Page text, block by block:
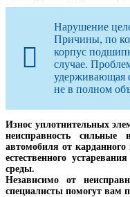
Нарушение
Причины, по
корпус
случае.
удерживающая
не в полном
Износ уплотнительных
неисправность сильные
автомобиля от
естественного
среды.
Независимо от
специалисты помогут вам